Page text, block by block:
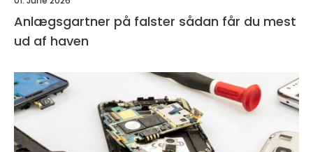
Anlægsgartner på falster sådan får du mest
ud af haven